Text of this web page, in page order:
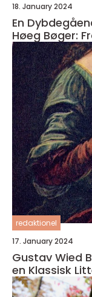
18. January 2024
En
Høeg Bøger:
redaktionel
17. January 2024
Gustav Wied
en Klassisk